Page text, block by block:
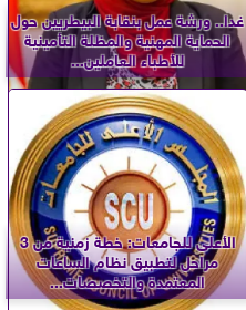
غدا.. ورشة عمل بنقابة البيطريين حول
الحماية المهنية والمظلة التأمينية
للأطباء العاملين...
الأعلى للجامعات: خطة زمنية من 3
مراحل لتطبيق نظام الساعات
المعتمدة والتخصصات...